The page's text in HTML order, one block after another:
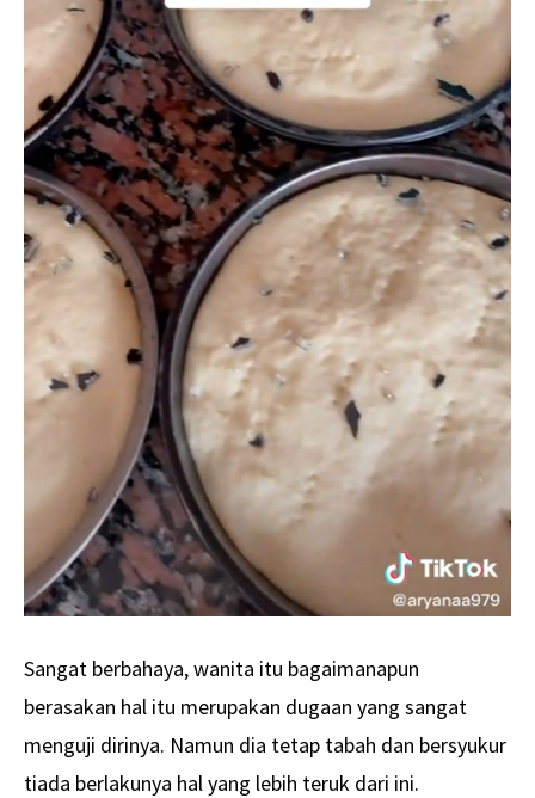
Sangat berbahaya, wanita itu bagaimanapun
berasakan hal itu merupakan dugaan yang sangat
menguji dirinya. Namun dia tetap tabah dan bersyukur
tiada berlakunya hal yang lebih teruk dari ini.